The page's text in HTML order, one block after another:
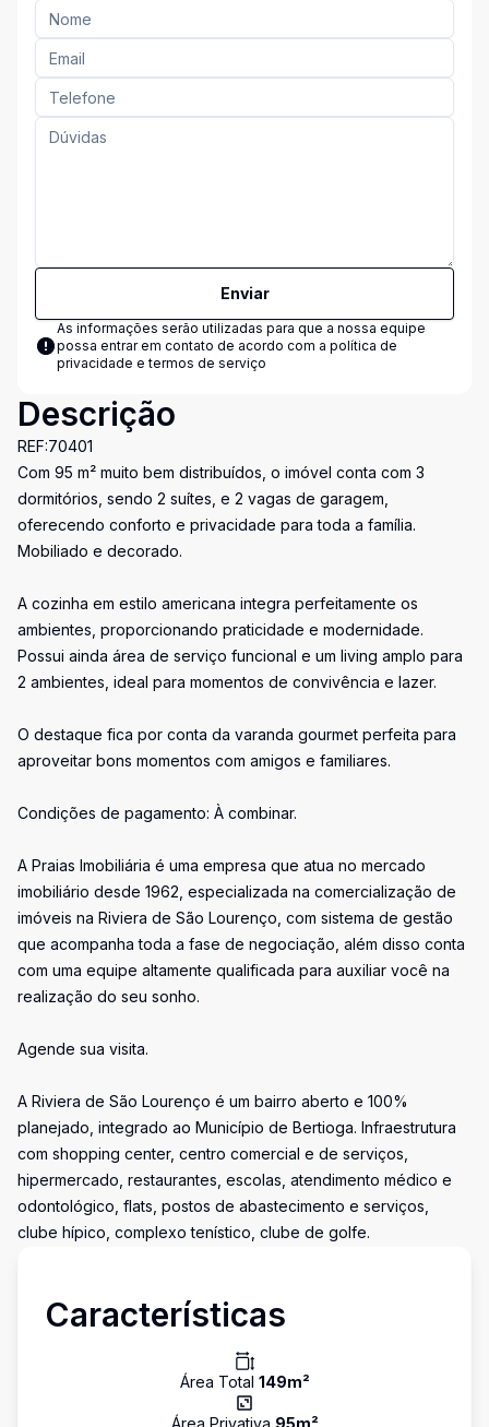
Enviar
As informações serão utilizadas para que a nossa equipe
possa entrar em contato de acordo com a política de
privacidade e termos de serviço
Descrição
REF:70401
Com 95 m² muito bem distribuídos, o imóvel conta com 3
dormitórios, sendo 2 suítes, e 2 vagas de garagem,
oferecendo conforto e privacidade para toda a família.
Mobiliado e decorado.
A cozinha em estilo americana integra perfeitamente os
ambientes, proporcionando praticidade e modernidade.
Possui ainda área de serviço funcional e um living amplo para
2 ambientes, ideal para momentos de convivência e lazer.
O destaque fica por conta da varanda gourmet perfeita para
aproveitar bons momentos com amigos e familiares.
Condições de pagamento: À combinar.
A Praias Imobiliária é uma empresa que atua no mercado
imobiliário desde 1962, especializada na comercialização de
imóveis na Riviera de São Lourenço, com sistema de gestão
que acompanha toda a fase de negociação, além disso conta
com uma equipe altamente qualificada para auxiliar você na
realização do seu sonho.
Agende sua visita.
A Riviera de São Lourenço é um bairro aberto e 100%
planejado, integrado ao Município de Bertioga. Infraestrutura
com shopping center, centro comercial e de serviços,
hipermercado, restaurantes, escolas, atendimento médico e
odontológico, flats, postos de abastecimento e serviços,
clube hípico, complexo tenístico, clube de golfe.
Características
Área Total 149m²
Área Privativa 95m²